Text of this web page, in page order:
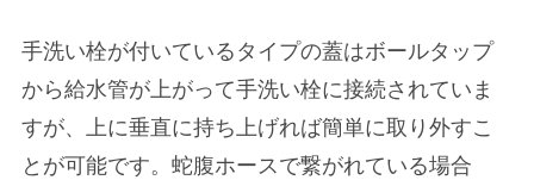
手洗い栓が付いているタイプの蓋はボールタップ
から給水管が上がって手洗い栓に接続されていま
すが、上に垂直に持ち上げれば簡単に取り外すこ
とが可能です。蛇腹ホースで繋がれている場合